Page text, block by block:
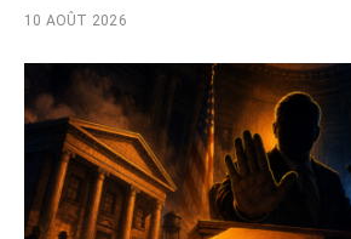
10 AOÛT 2026